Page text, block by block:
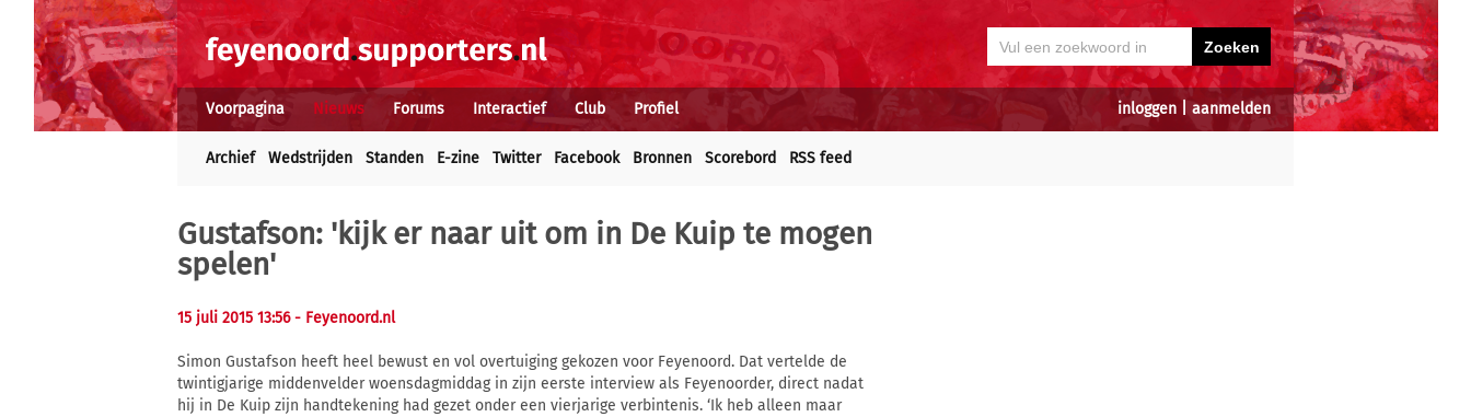
inloggen aanmelden
Voorpagina Nieuws Forums Interactief Club Profiel
Archief Wedstrijden Standen E-zine Twitter Facebook Bronnen Scorebord RSS feed
Gustafson: 'kijk er naar uit om in De Kuip te mogen
spelen'
15 juli 2015 13:56- Feyenoord.nl
Simon Gustafson heeft heel bewust en vol overtuiging gekozen voor Feyenoord. Dat vertelde de
twintigjarige middenvelder woensdagmiddag in zijn eerste interview als Feyenoorder, direct nadat
hij in De Kuip zijn handtekening had gezet onder een vierjarige verbintenis. ‘Ik heb alleen maar